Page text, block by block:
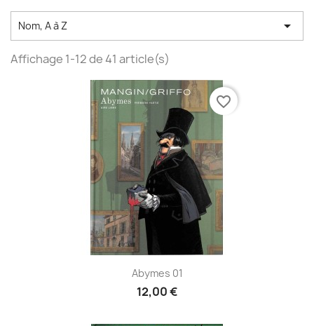
Nom, A à Z 
Affichage 1-12 de 41 article(s)
Abymes 01
12,00 €
favorite_border